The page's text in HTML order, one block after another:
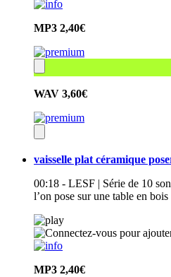
MP3 2,40€
WAV 3,60€
vaisselle plat céramique
00:18 - LESF | Série de 10
l’on pose sur une table en
MP3 2,40€